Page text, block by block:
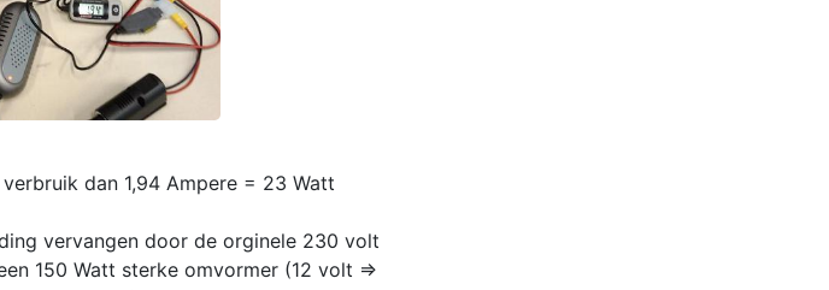
dan 1,94 Ampere = 23 Watt
vervangen door de orginele 230 volt
150 Watt sterke omvormer (12 volt =>